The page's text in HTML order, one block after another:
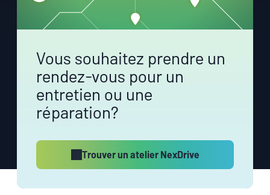
Vous souhaitez prendre un
rendez‑vous pour un
entretien ou une
réparation?
Trouver un atelier NexDrive